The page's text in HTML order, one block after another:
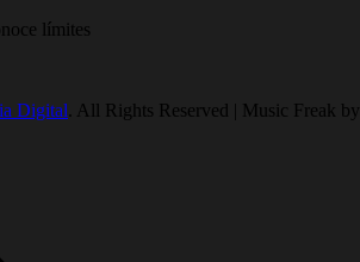
límites
Digital . All Rights Reserved | Music Freak by